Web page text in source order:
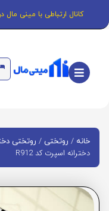
کانال ارتباطی با مینی مال در
خانه / روتختی / روتختی
دخترانه اسپرت کد R912